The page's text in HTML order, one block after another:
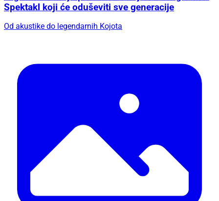
Spektakl koji će oduševiti sve generacije
Od akustike do legendarnih Kojota